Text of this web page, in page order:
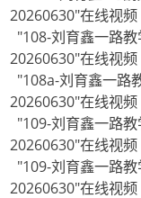
20260630"在线视频
"108-刘育鑫一路
20260630"在线视频
"108a-刘育鑫一路
20260630"在线视频
"109-刘育鑫一路
20260630"在线视频
"109-刘育鑫一路
20260630"在线视频